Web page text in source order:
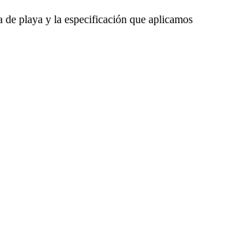
de playa y la especificación que aplicamos